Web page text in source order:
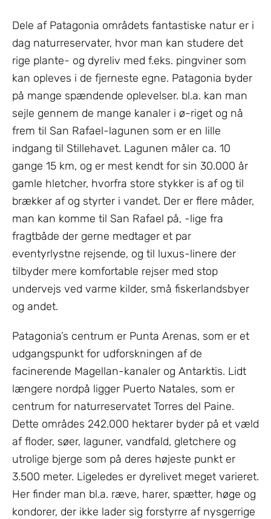
Dele af Patagonia områdets fantastiske natur er i
dag naturreservater, hvor man kan studere det
rige plante- og dyreliv med f.eks. pingviner som
kan opleves i de fjerneste egne. Patagonia byder
på mange spændende oplevelser. bl.a. kan man
sejle gennem de mange kanaler i ø-riget og nå
frem til San Rafael-lagunen som er en lille
indgang til Stillehavet. Lagunen måler ca. 10
gange 15 km, og er mest kendt for sin 30.000 år
gamle hletcher, hvorfra store stykker is af og til
brækker af og styrter i vandet. Der er flere måder,
man kan komme til San Rafael på, -lige fra
fragtbåde der gerne medtager et par
eventyrlystne rejsende, og til luxus-linere der
tilbyder mere komfortable rejser med stop
undervejs ved varme kilder, små fiskerlandsbyer
og andet.
Patagonia’s centrum er Punta Arenas, som er et
udgangspunkt for udforskningen af de
facinerende Magellan-kanaler og Antarktis. Lidt
længere nordpå ligger Puerto Natales, som er
centrum for naturreservatet Torres del Paine.
Dette områdes 242.000 hektarer byder på et væld
af floder, søer, laguner, vandfald, gletchere og
utrolige bjerge som på deres højeste punkt er
3.500 meter. Ligeledes er dyrelivet meget varieret.
Her finder man bl.a. ræve, harer, spætter, høge og
kondorer, der ikke lader sig forstyrre af nysgerrige